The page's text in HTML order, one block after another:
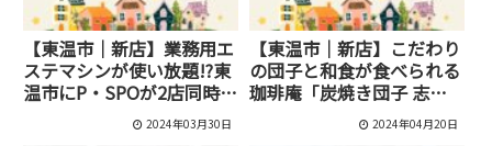
【東温市｜新店】業務用エ
ステマシンが使い放題!?東
温市にP・SPOが2店同時オ
2024年03月30日
【東温市｜新店】こだわり
の団子と和食が食べられる
珈琲庵「炭焼き団子 志津
かわ珈琲庵」がオープン予
2024年04月20日